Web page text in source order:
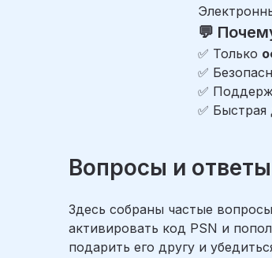
💬
✅ Только
✅
✅
✅ Быстрая
Вопросы и
Здесь собраны частые
активировать код PSN и
подарить его другу и